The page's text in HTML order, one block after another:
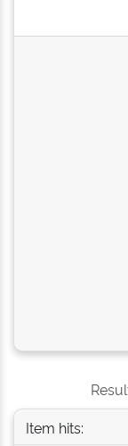
Item hits: